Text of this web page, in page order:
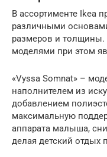
В ассортименте Ikea
различными
размеров и
моделями при этом
«Vyssa Somnat» –
наполнителем из
добавлением
максимальную
аппарата малыша,
делая детский